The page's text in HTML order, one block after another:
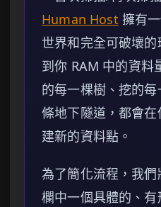
Human Host 擁有
世界和完全可破壞
到你 RAM 中的資料
的每一棵樹、挖的
條地下隧道，都會
建新的資料點。
為了簡化流程，我
欄中一個具體的、有